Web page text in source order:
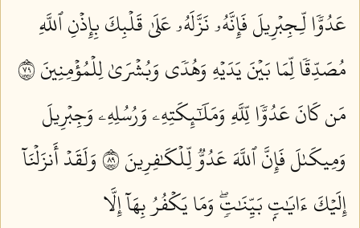
عَدُوّٗا لِّـجِبۡرِيلَ فَإِنَّهُۥ نَزَّلَهُۥ عَلَىٰ قَلۡبِكَ بِإِذۡنِ ٱللَّهِ
مُصَدِّقٗا لِّمَا بَيۡنَ يَدَيۡهِ وَهُدٗى وَبُشۡرَىٰ لِلۡمُؤۡمِنِينَ ٩٧
مَن كَانَ عَدُوّٗا لِّلَّهِ وَمَلَٰٓئِكَتِهِۦ وَرُسُلِهِۦ وَجِبۡرِيلَ
وَمِيكَىٰلَ فَإِنَّ ٱللَّهَ عَدُوّٞ لِّلۡكَٰفِرِينَ ٩٨
وَلَقَدۡ أَنزَلۡنَآ
إِلَيۡكَ ءَايَٰتِۭ بَيِّنَٰتٖۖ وَمَا يَكۡفُرُ بِهَآ إِلَّا